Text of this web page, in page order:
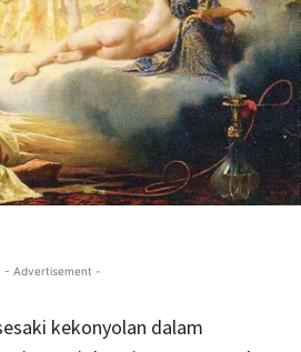
- Advertisement -
kekonyolan dalam